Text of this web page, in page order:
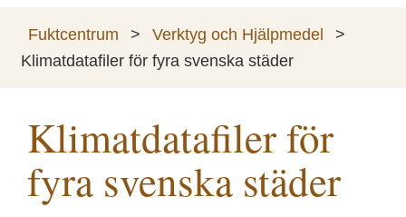
Fuktcentrum > Verktyg och Hjälpmedel
>
Klimatdatafiler för fyra svenska städer
Klimatdatafiler för
fyra svenska städer